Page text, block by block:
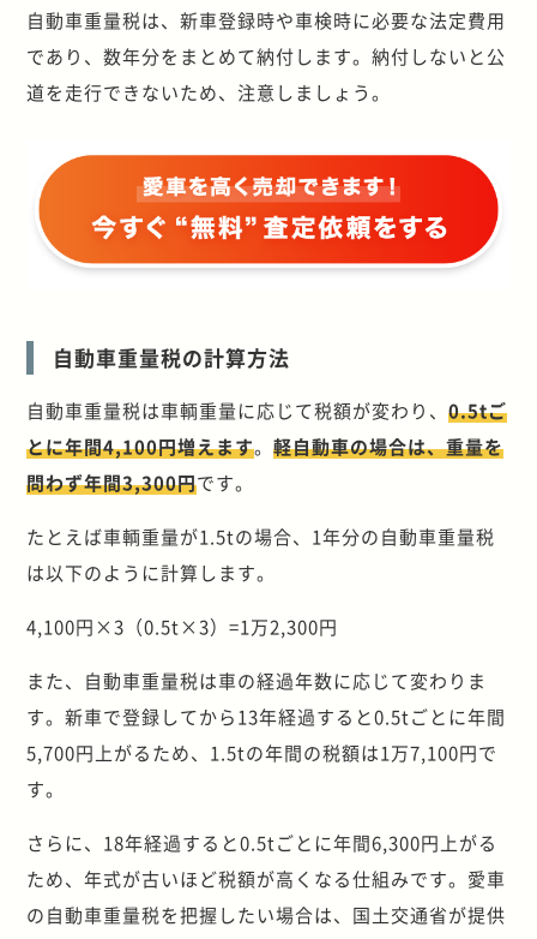
自動車重量税は、新車登録時や車検時に必要な法定費用
であり、数年分をまとめて納付します。納付しないと公
道を走行できないため、注意しましょう。
自動車重量税の計算方法
自動車重量税は車輌重量に応じて税額が変わり、0.5tご
とに年間4,100円増えます。軽自動車の場合は、重量を
問わず年間3,300円です。
たとえば車輌重量が1.5tの場合、1年分の自動車重量税
は以下のように計算します。
4,100円×3（0.5t×3）=1万2,300円
また、自動車重量税は車の経過年数に応じて変わりま
す。新車で登録してから13年経過すると0.5tごとに年間
5,700円上がるため、1.5tの年間の税額は1万7,100円で
す。
さらに、18年経過すると0.5tごとに年間6,300円上がる
ため、年式が古いほど税額が高くなる仕組みです。愛車
の自動車重量税を把握したい場合は、国土交通省が提供